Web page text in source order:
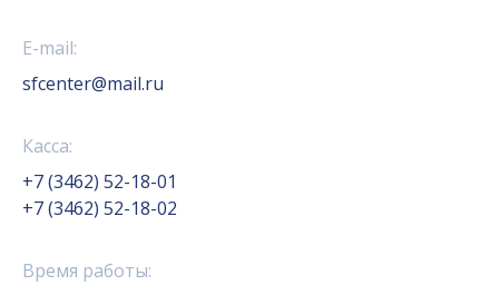
E-mail:
sfcenter@mail.ru
Касса:
+7 (3462) 52-18-01
+7 (3462) 52-18-02
Время работы: